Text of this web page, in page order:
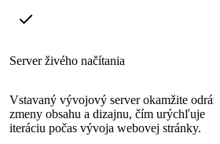
Server živého načítania
Vstavaný vývojový server okamžite
zmeny obsahu a dizajnu, čím urýchľuje
iteráciu počas vývoja webovej stránky.